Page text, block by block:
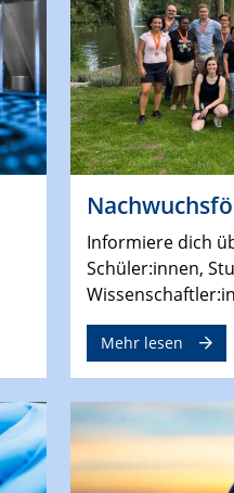
Informiere dich
Schüler:innen,
Mehr lesen